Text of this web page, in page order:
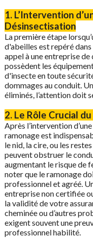
1. L’Intervention
Désinsectisation
La première étape
d'abeilles est repéré
appel à une entreprise
possèdent les
d'insecte en toute
dommages au conduit.
éliminés, l’attention doit
2. Le Rôle Crucial
Après l’intervention
ramonage est
le nid, la cire, ou les
peuvent obstruer le
augmentant le risque de
noter que le ramonage
professionnel et agréé.
entreprise non certifiée
la validité de votre
cheminée ou d’autres
exigent souvent une
professionnel habilité.